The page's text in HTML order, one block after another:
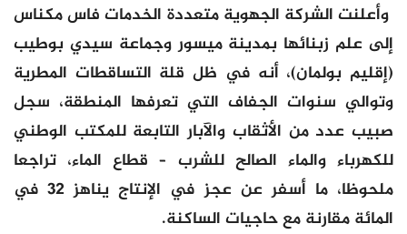
وأعلنت الشركة الجهوية متعددة الخدمات فاس مكناس
إلى علم زبنائها بمدينة ميسور وجماعة سيدي بوطيب
(إقليم بولمان)، أنه في ظل قلة التساقطات المطرية
وتوالي سنوات الجفاف التي تعرفها المنطقة، سجل
صبيب عدد من الأثقاب والآبار التابعة للمكتب الوطني
للكهرباء والماء الصالح للشرب – قطاع الماء، تراجعا
ملحوظا، ما أسفر عن عجز في الإنتاج يناهز 32 في
المائة مقارنة مع حاجيات الساكنة.